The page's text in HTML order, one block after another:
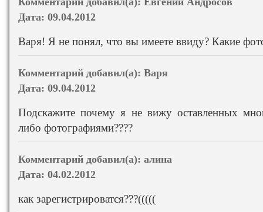
Дата: 09.04.2012
Варя! Я не понял, что вы имеете ввиду? Какие
Комментарий добавил(а): Варя
Дата: 09.04.2012
Подскажите почему я не вижу оставленных
либо фотографиями????
Комментарий добавил(а): алина
Дата: 04.02.2012
как зарегистрироватся???(((((